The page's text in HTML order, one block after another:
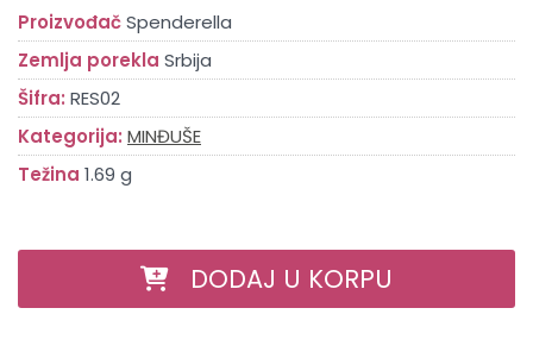
ProizvođačSpenderella
Zemlja porekla Srbija
Šifra: RES02
Kategorija: MINĐUŠE
Težina 1.69 g
DODAJ U KORPU